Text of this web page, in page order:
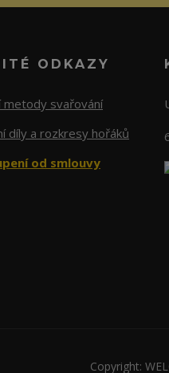
ODKAZY
metody svařování
díly a rozkresy hořáků
od smlouvy
Copyright: